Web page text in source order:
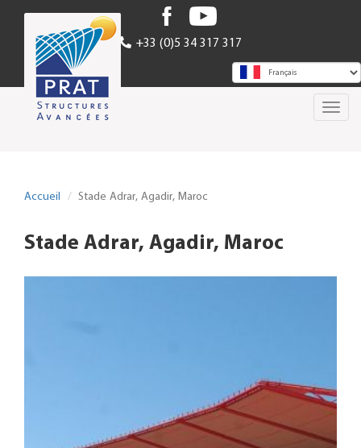
contenu
principal
+33 (0)5 34 317 317
Accueil Stade Adrar, Agadir, Maroc
Stade Adrar, Agadir, Maroc